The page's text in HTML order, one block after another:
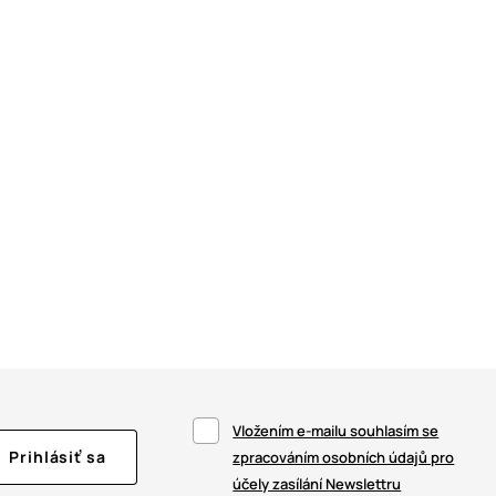
Prihlásiť sa
Vložením e-mailu souhlasím se
zpracováním osobních údajů pro
účely zasílání Newslettru